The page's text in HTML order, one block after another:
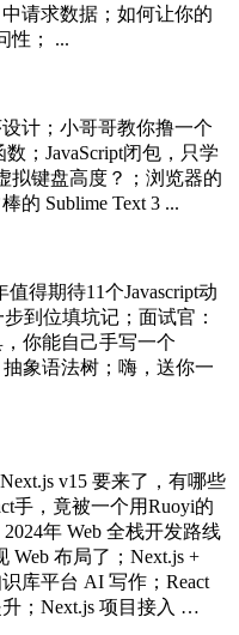
请求数据；如何让你的
性； ...
计；小哥哥教你撸一个
；JavaScript闭包，只学
拟键盘高度？；浏览器的
的 Sublime Text 3 ...
得期待11个Javascript动
到位填坑记；面试官：
你能自己手写一个
象语法树；嗨，送你一
v15 要来了，有哪些
手，竟被一个用Ruoyi的
年 Web 全栈开发路线
Web 布局了；Next.js +
库平台 AI 写作；React
；Next.js 项目接入 …